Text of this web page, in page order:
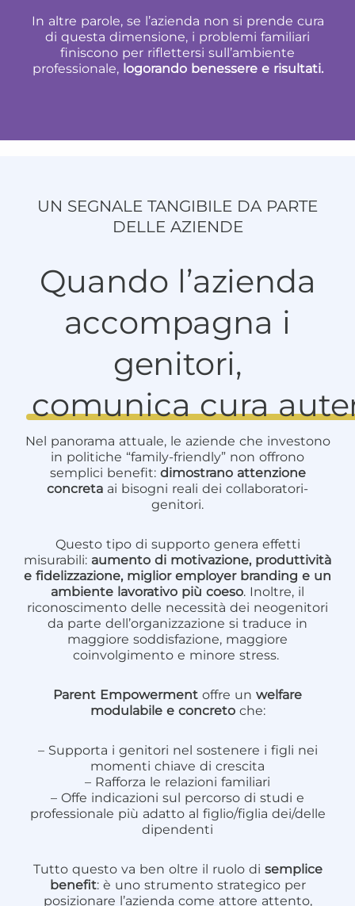
In altre parole, se l’azienda non si prende cura
di questa dimensione, i problemi familiari
finiscono per riflettersi sull’ambiente
professionale, logorando benessere e risultati.
UN SEGNALE TANGIBILE DA PARTE
DELLE AZIENDE
Quando l’azienda
accompagna i
genitori,
comunica cura
Nel panorama attuale, le aziende che investono
in politiche “family-friendly” non offrono
semplici benefit: dimostrano attenzione
concreta ai bisogni reali dei collaboratori-
genitori.
Questo tipo di supporto genera effetti
misurabili: aumento di motivazione, produttività
e fidelizzazione, miglior employer branding e un
ambiente lavorativo più coeso. Inoltre, il
riconoscimento delle necessità dei neogenitori
da parte dell’organizzazione si traduce in
maggiore soddisfazione, maggiore
coinvolgimento e minore stress.
Parent Empowerment offre un welfare
modulabile e concretoche:
– Supporta i genitori nel sostenere i figli nei
momenti chiave di crescita
– Rafforza le relazioni familiari
– Offe indicazioni sul percorso di studi e
professionale più adatto al figlio/figlia dei/delle
dipendenti
Tutto questo va ben oltre il ruolo di semplice
benefit: è uno strumento strategico per
posizionare l’azienda come attore attento,